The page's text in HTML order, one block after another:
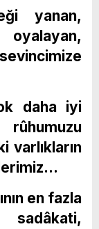
yanan,
daha iyi
varlıkların
en fazla